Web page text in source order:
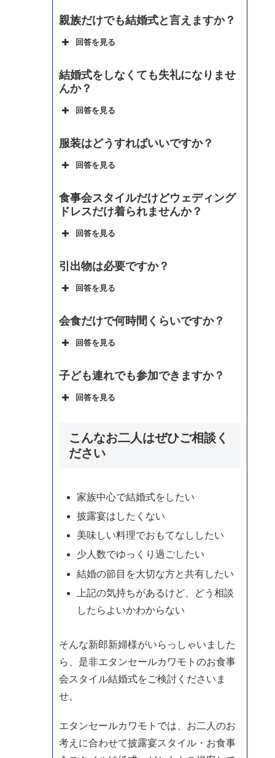
親族だけでも結婚式と言えますか？
回答を見る
結婚式をしなくても失礼になりませ
んか？
回答を見る
服装はどうすればいいですか？
回答を見る
食事会スタイルだけどウェディング
ドレスだけ着られませんか？
回答を見る
引出物は必要ですか？
回答を見る
会食だけで何時間くらいですか？
回答を見る
子ども連れでも参加できますか？
回答を見る
こんなお二人はぜひご相談く
ださい
家族中心で結婚式をしたい
披露宴はしたくない
美味しい料理でおもてなししたい
少人数でゆっくり過ごしたい
結婚の節目を大切な方と共有したい
上記の気持ちがあるけど、どう相談
したらよいかわからない
そんな新郎新婦様がいらっしゃいました
ら、是非エタンセールカワモトのお食事
会スタイル結婚式をご検討くださいま
せ。
エタンセールカワモトでは、お二人のお
考えに合わせて披露宴スタイル・お食事